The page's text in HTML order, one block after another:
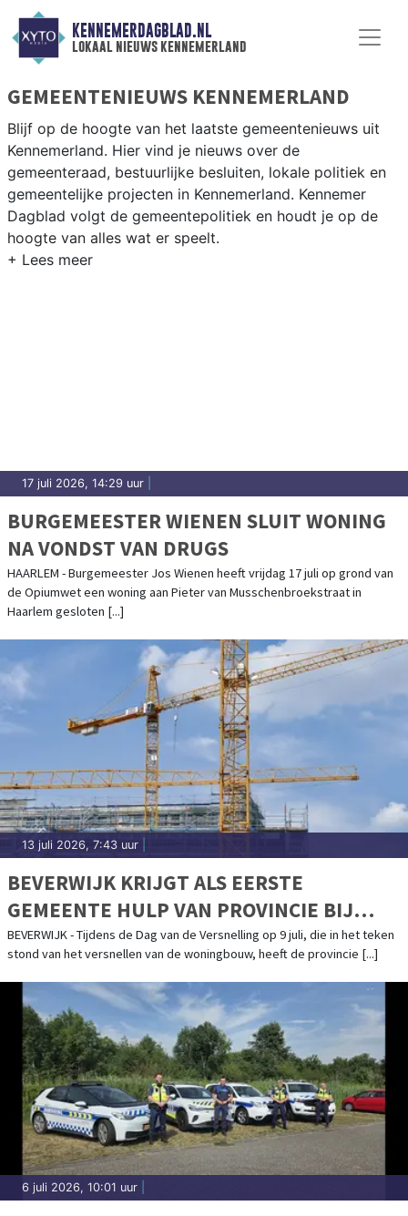
KENNEMERDAGBLAD.NL
lokaal nieuws kennemerland
GEMEENTENIEUWS KENNEMERLAND
Blijf op de hoogte van het laatste gemeentenieuws uit
Kennemerland. Hier vind je nieuws over de
gemeenteraad, bestuurlijke besluiten, lokale politiek en
gemeentelijke projecten in Kennemerland. Kennemer
Dagblad volgt de gemeentepolitiek en houdt je op de
hoogte van alles wat er speelt.
17 juli 2026, 14:29 uur
BURGEMEESTER WIENEN SLUIT WONING
NA VONDST VAN DRUGS
HAARLEM - Burgemeester Jos Wienen heeft vrijdag 17 juli op grond van
de Opiumwet een woning aan Pieter van Musschenbroekstraat in
Haarlem gesloten [...]
13 juli 2026, 7:43 uur
BEVERWIJK KRIJGT ALS EERSTE
GEMEENTE HULP VAN PROVINCIE BIJ
UITVOERING WONINGBOUW
BEVERWIJK - Tijdens de Dag van de Versnelling op 9 juli, die in het teken
stond van het versnellen van de woningbouw, heeft de provincie [...]
6 juli 2026, 10:01 uur